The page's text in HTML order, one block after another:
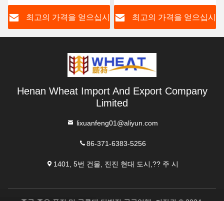
최고의 가격을 얻으십시 최고의 가격을 얻으십시
Henan Wheat Import And Export Company
Limited
lixuanfeng01@aliyun.com
86-371-6383-5256
1401, 5번 건물, 진진 현대 도시,?? 주 시